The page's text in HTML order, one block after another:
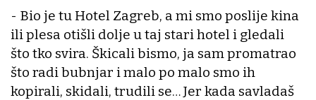
- Bio je tu Hotel Zagreb, a mi smo poslije kina
ili plesa otišli dolje u taj stari hotel i gledali
što tko svira. Škicali bismo, ja sam promatrao
što radi bubnjar i malo po malo smo ih
kopirali, skidali, trudili se… Jer kada savladaš